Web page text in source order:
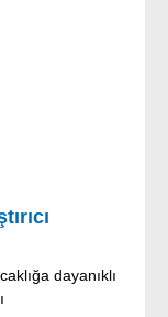
dayanıklı